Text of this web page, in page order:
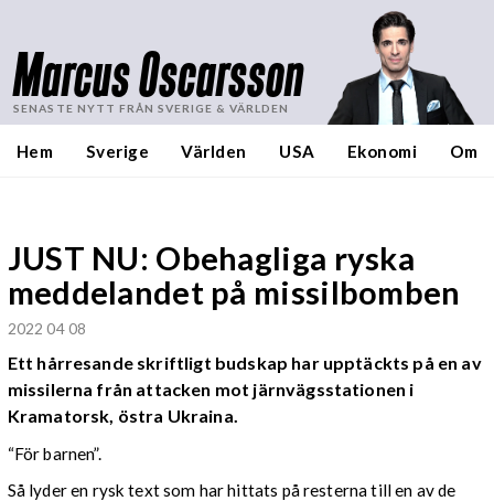
Marcus Oscarsson
SENASTE NYTT FRÅN SVERIGE & VÄRLDEN
Hem Sverige Världen USA Ekonomi Om
JUST NU: Obehagliga ryska
meddelandet på missilbomben
2022 04 08
Ett hårresande skriftligt budskap har upptäckts på en av
missilerna från attacken mot järnvägsstationen i
Kramatorsk, östra Ukraina.
“För barnen”.
Så lyder en rysk text som har hittats på resterna till en av de